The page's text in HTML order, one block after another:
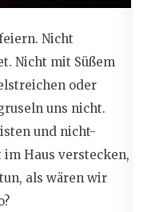
Nicht
Nicht mit Süßem
oder
uns nicht.
und nicht-
Haus verstecken,
als wären wir